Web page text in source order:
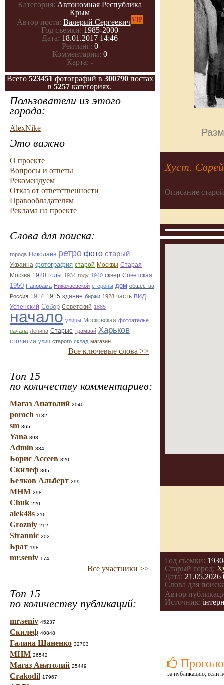
Категория: Автономная Республика
Крым
Автор поста: Валерий СергеевичVIP
Год съемки: 1985-2000
Дата: 18.01.2017 14:46
Рейтинг: 0
Комментарии: 0
Карта: -
Всего 523451 фотографий в 300790постах
в 5257 категориях.
Пользователи из этого
города:
AlexNike
Это важно
О проекте
Вопросы и ответы
Рекомендуем
Отказ от ответственности
Правообладателям
Реклама на проекте
Слова для поиска:
города Николаев ретро фото старый
Украина фотография старой Москвы Старая
Москва 1920 годы 1934 году 1940 сквер Советская
1950 Панорама Николаевской стороны дом общества
Россия 1914 1915 здание биржи 1928 часть вид
Успенский Собор Советский 1885
начало улицы Московская фотоателье
начала Ленина Старые трамвай Харьков
столетия улиц старого склад магазин
Все ключевые слова >>
Топ 15
по количеству комментариев:
Магаз Анатолий 2040
poroch 1132
sm 865
Yana 398
Admin 334
Борис Ассеев 320
Скилеф 305
Белков Альберт 299
МНМ 298
Chuk 220
alek48s 216
Grozniy 212
Strannic 202
Брат 198
mr.seniv 174
Все участники >>
Топ 15
по количеству публикаций:
mr.seniv 45237
Скилеф 40848
Галина Шаненко 32703
МНМ 26542
Магаз Анатолий 25449
Crakodil 17967
Хуст.
Описание
Год съемки:
Старый город:
Дата: 21.05.2026
Слова для
Автор
Источник:
за публикацию, если